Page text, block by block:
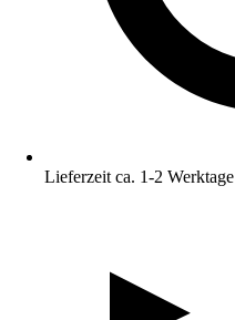
Lieferzeit ca. 1-2 Werktage